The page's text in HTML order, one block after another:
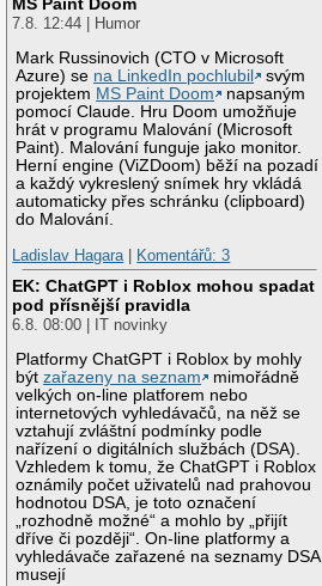
MS Paint Doom
7.8. 12:44 | Humor
Mark Russinovich (CTO v Microsoft
Azure) se na LinkedIn pochlubil
svým
projektem MS Paint Doom
napsaným
pomocí Claude. Hru Doom umožňuje
hrát v programu Malování (Microsoft
Paint). Malování funguje jako monitor.
Herní engine (ViZDoom) běží na pozadí
a každý vykreslený snímek hry vkládá
automaticky přes schránku (clipboard)
do Malování.
Ladislav Hagara
Komentářů: 3
EK: ChatGPT i Roblox mohou spadat
pod přísnější pravidla
6.8. 08:00 | IT novinky
Platformy ChatGPT i Roblox by mohly
býtzařazeny na seznam
mimořádně
velkých on-line platforem nebo
internetových vyhledávačů, na něž se
vztahují zvláštní podmínky podle
nařízení o digitálních službách (DSA).
Vzhledem k tomu, že ChatGPT i Roblox
oznámily počet uživatelů nad prahovou
hodnotou DSA, je toto označení
„rozhodně možné“ a mohlo by „přijít
dříve či později“. On-line platformy a
vyhledávače zařazené na seznamy DSA
musejí